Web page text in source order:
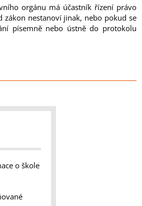
orgánu má účastník řízení právo
zákon nestanoví jinak, nebo pokud se
písemně nebo ústně do protokolu
o škole